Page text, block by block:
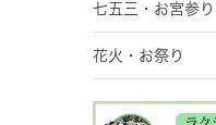
七五三・お宮参り
花火・お祭り